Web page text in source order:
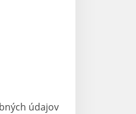
údajov